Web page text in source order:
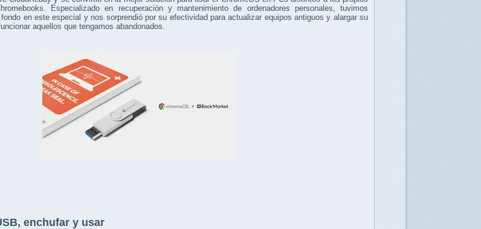
Especializado en recuperación y mantenimiento de ordenadores personales, tuvimos
en este especial y nos sorprendió por su efectividad para actualizar equipos antiguos y alargar su
aquellos que tengamos abandonados.
enchufar y usar